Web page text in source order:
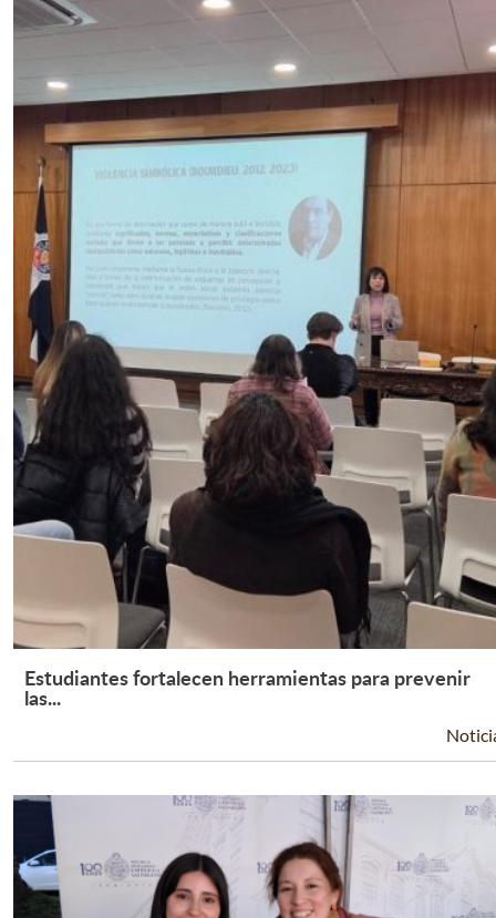
Leer Más +
Estudiantes fortalecen herramientas para prevenir
las...